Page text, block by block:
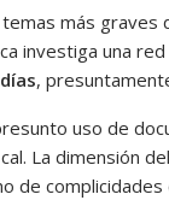
más graves
investiga una
,
uso de
La dimensión